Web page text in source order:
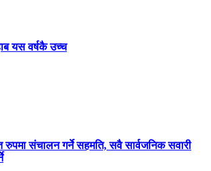
यस वर्षकै उच्च
रुपमा संचालन गर्ने सहमति, सवै सार्वजनिक सवारी